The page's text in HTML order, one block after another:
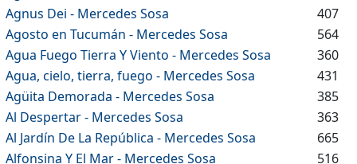
Agnus Dei - Mercedes Sosa
407
Agosto en Tucumán - Mercedes Sosa
564
Agua Fuego Tierra Y Viento - Mercedes Sosa
360
Agua, cielo, tierra, fuego - Mercedes Sosa
431
Agüita Demorada - Mercedes Sosa
385
Al Despertar - Mercedes Sosa
363
Al Jardín De La República - Mercedes Sosa
665
Alfonsina Y El Mar - Mercedes Sosa
516